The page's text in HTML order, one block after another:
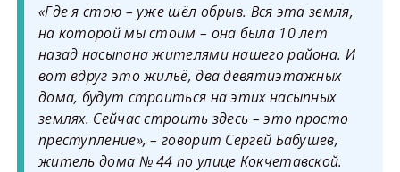
«Где я стою – уже шёл обрыв. Вся эта земля,
на которой мы стоим – она была 10 лет
назад насыпана жителями нашего района. И
вот вдруг это жильё, два девятиэтажных
дома, будут строиться на этих насыпных
землях. Сейчас строить здесь – это просто
преступление», – говорит Сергей Бабушев,
житель дома № 44 по улице Кокчетавской.